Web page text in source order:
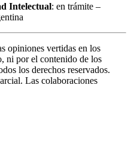
Intelectual: en trámite –
opiniones vertidas en los
ni por el contenido de los
los derechos reservados.
Las colaboraciones